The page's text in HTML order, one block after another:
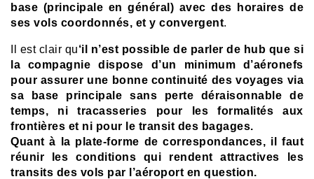
base (principale en général) avec des horaires de
ses vols coordonnés, et y convergent.
Il est clair qu‘il n’est possible de parler de hub que si
la compagnie dispose d’un minimum d’aéronefs
pour assurer une bonne continuité des voyages via
sa base principale sans perte déraisonnable de
temps, ni tracasseries pour les formalités aux
frontières et ni pour le transit des bagages.
Quant à la plate-forme de correspondances, il faut
réunir les conditions qui rendent attractives les
transits des vols par l’aéroport en question.